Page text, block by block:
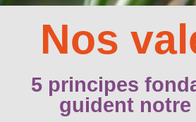
Nos
5 principes
guident notre